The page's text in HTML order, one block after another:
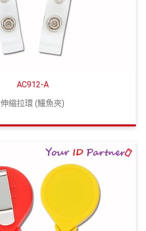
AC912-A
伸縮拉環 (鱷魚夾)